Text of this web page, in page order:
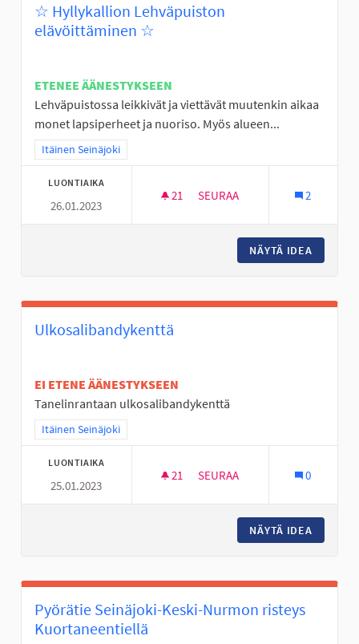
☆ Hyllykallion Lehväpuiston
elävöittäminen ☆
ETENEE ÄÄNESTYKSEEN
Lehväpuistossa leikkivät ja viettävät muutenkin aikaa
monet lapsiperheet ja nuoriso. Myös alueen...
Rajaa tulokset teeman mukaan: Itäinen Seinäjoki
Itäinen Seinäjoki
LUONTIAIKA
26.01.2023
21 21 SEURAAJAA
SEURAA 2
NÄYTÄ IDEA
Ulkosalibandykenttä
EI ETENE ÄÄNESTYKSEEN
Tanelinrantaan ulkosalibandykenttä
Rajaa tulokset teeman mukaan: Itäinen Seinäjoki
Itäinen Seinäjoki
LUONTIAIKA
25.01.2023
21 21 SEURAAJAA
SEURAA 0
NÄYTÄ IDEA
Pyörätie Seinäjoki-Keski-Nurmon risteys
Kuortaneentiellä